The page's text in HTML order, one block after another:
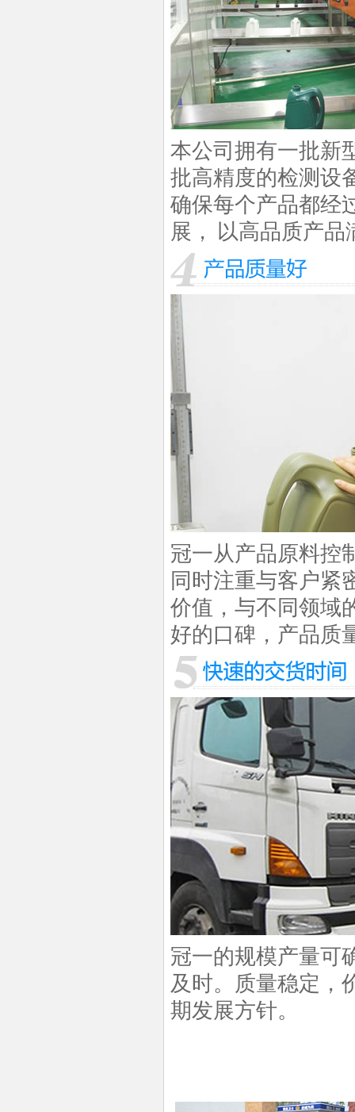
本公司拥有一批新
批高精度的检测设
确保每个产品都经
展， 以高品质产品
冠一从产品原料控
同时注重与客户紧
价值，与不同领域
好的口碑，产品质
冠一的规模产量可
及时。质量稳定，
期发展方针。